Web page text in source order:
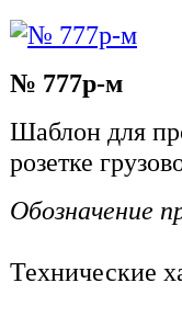
№ 777р-м
Шаблон для
розетке
Обозначение
Технические